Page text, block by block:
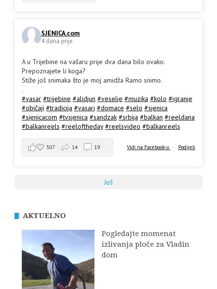
SJENICA.com
4 dana prije
A u Trijebine na vašaru prije dva dana bilo ovako.
Prepoznajete li koga?
Stiže još snimaka što je moj amidža Ramo snimo.
.
#vasar #trijebine #alidjun #veselje #muzika #kolo #igranje
#običaji #tradicija #vasari #domace #selo #sjenica
#sjenicacom #tvsjenica #sandzak #srbija #balkan #reeldana
#balkanreels #reeloftheday #reelsvideo #balkanreels
Vidi na Facebook-u · Podijeli
507 14 19
Još
AKTUELNO
Pogledajte momenat
izlivanja ploče za Vladin
dom